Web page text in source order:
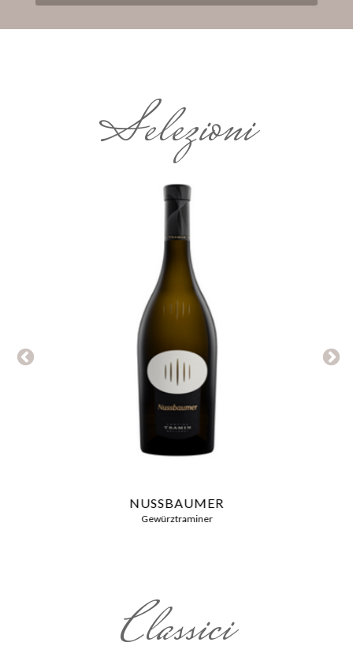
Selezioni
NUSSBAUMER
Gewürztraminer
Classici